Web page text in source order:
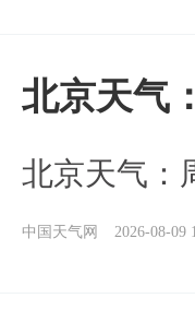
北京天气
北京天气：
中国天气网 2026-08-09